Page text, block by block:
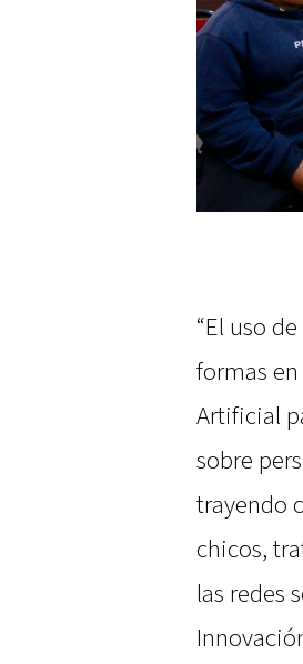
“El uso
formas
Artificial
sobre
trayendo
chicos,
las redes